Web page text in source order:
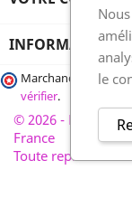
INFORMATIONS
Marchand approuvé
vérifier.
© 2026 - France-
France
Toute
le